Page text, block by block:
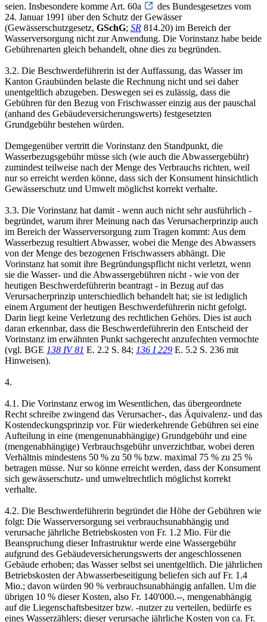
seien. Insbesondere komme Art. 60a
des Bundesgesetzes vom
24. Januar 1991 über den Schutz der Gewässer
(Gewässerschutzgesetz, GSchG; SR 814.20) im Bereich der
Wasserversorgung nicht zur Anwendung. Die Vorinstanz habe beide
Gebührenarten gleich behandelt, ohne dies zu begründen.
3.2. Die Beschwerdeführerin ist der Auffassung, das Wasser im
Kanton Graubünden belaste die Rechnung nicht und sei daher
unentgeltlich abzugeben. Deswegen sei es zulässig, dass die
Gebühren für den Bezug von Frischwasser einzig aus der pauschal
(anhand des Gebäudeversicherungswerts) festgesetzten
Grundgebühr bestehen würden.
Demgegenüber vertritt die Vorinstanz den Standpunkt, die
Wasserbezugsgebühr müsse sich (wie auch die Abwassergebühr)
zumindest teilweise nach der Menge des Verbrauchs richten, weil
nur so erreicht werden könne, dass sich der Konsument hinsichtlich
Gewässerschutz und Umwelt möglichst korrekt verhalte.
3.3. Die Vorinstanz hat damit - wenn auch nicht sehr ausführlich -
begründet, warum ihrer Meinung nach das Verursacherprinzip auch
im Bereich der Wasserversorgung zum Tragen kommt: Aus dem
Wasserbezug resultiert Abwasser, wobei die Menge des Abwassers
von der Menge des bezogenen Frischwassers abhängt. Die
Vorinstanz hat somit ihre Begründungspflicht nicht verletzt, wenn
sie die Wasser- und die Abwassergebühren nicht - wie von der
heutigen Beschwerdeführerin beantragt - in Bezug auf das
Verursacherprinzip unterschiedlich behandelt hat; sie ist lediglich
einem Argument der heutigen Beschwerdeführerin nicht gefolgt.
Darin liegt keine Verletzung des rechtlichen Gehörs. Dies ist auch
daran erkennbar, dass die Beschwerdeführerin den Entscheid der
Vorinstanz im erwähnten Punkt sachgerecht anzufechten vermochte
(vgl. BGE 138 IV 81 E. 2.2 S. 84; 136 I 229 E. 5.2 S. 236 mit
Hinweisen).
4.
4.1. Die Vorinstanz erwog im Wesentlichen, das übergeordnete
Recht schreibe zwingend das Verursacher-, das Äquivalenz- und das
Kostendeckungsprinzip vor. Für wiederkehrende Gebühren sei eine
Aufteilung in eine (mengenunabhängige) Grundgebühr und eine
(mengenabhängige) Verbrauchsgebühr unverzichtbar, wobei deren
Verhältnis mindestens 50 % zu 50 % bzw. maximal 75 % zu 25 %
betragen müsse. Nur so könne erreicht werden, dass der Konsument
sich gewässerschutz- und umweltrechtlich möglichst korrekt
verhalte.
4.2. Die Beschwerdeführerin begründet die Höhe der Gebühren wie
folgt: Die Wasserversorgung sei verbrauchsunabhängig und
verursache jährliche Betriebskosten von Fr. 1.2 Mio. Für die
Beanspruchung dieser Infrastruktur werde eine Wassergebühr
aufgrund des Gebäudeversicherungswerts der angeschlossenen
Gebäude erhoben; das Wasser selbst sei unentgeltlich. Die jährlichen
Betriebskosten der Abwasserbeseitigung beliefen sich auf Fr. 1.4
Mio.; davon würden 90 % verbrauchsunabhängig anfallen. Um die
übrigen 10 % dieser Kosten, also Fr. 140'000.--, mengenabhängig
auf die Liegenschaftsbesitzer bzw. -nutzer zu verteilen, bedürfe es
eines Wasserzählers; dieser verursache jährliche Kosten von ca. Fr.